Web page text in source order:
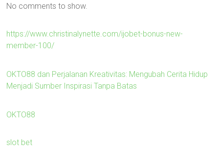
No comments to show.
https://www.christinalynette.com/ijobet-bonus-new-
member-100/
OKTO88 dan Perjalanan Kreativitas: Mengubah Cerita Hidup
Menjadi Sumber Inspirasi Tanpa Batas
OKTO88
slot bet